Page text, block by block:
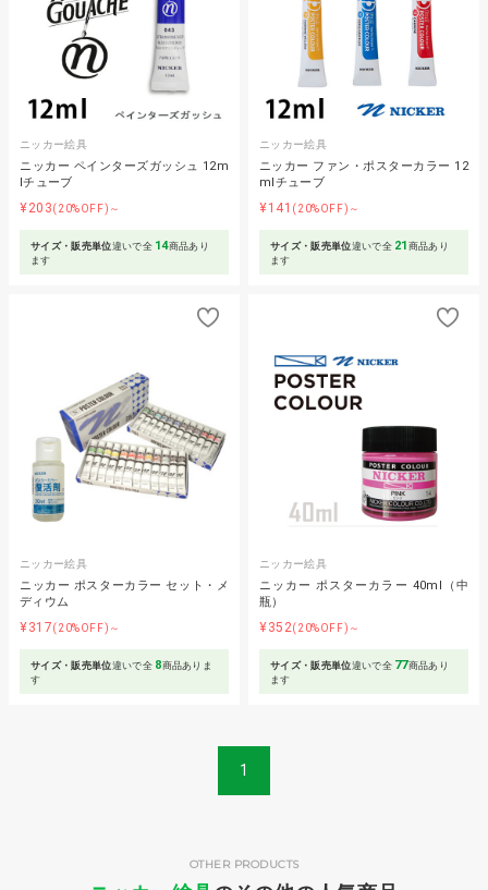
ニッカー絵具
ニッカー ペインターズガッシュ 12m
lチューブ
¥203(20%OFF)～
サイズ・販売単位違いで全 14商品あり
ます
ニッカー絵具
ニッカー ファン・ポスターカラー 12
mlチューブ
¥141 (20%OFF)～
サイズ・販売単位違いで全 21 商品あり
ます
ニッカー絵具
ニッカー ポスターカラー セット・メ
ディウム
¥317(20%OFF)～
サイズ・販売単位違いで全 8商品ありま
す
ニッカー絵具
ニッカー ポスターカラー 40ml（中
瓶）
¥352(20%OFF)～
サイズ・販売単位違いで全 77商品あり
ます
1
OTHER PRODUCTS